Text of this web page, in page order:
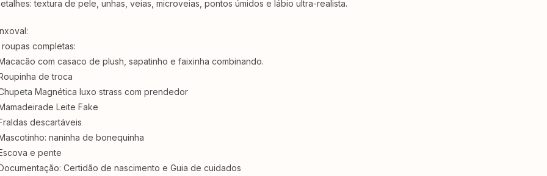
textura de pele, unhas, veias, microveias, pontos úmidos e lábio ultra-realista.
roupas completas:
com casaco de plush, sapatinho e faixinha combinando.
de troca
Magnética luxo strass com prendedor
Leite Fake⁣⁣
descartáveis
naninha de bonequinha
e pente
Certidão de nascimento e Guia de cuidados